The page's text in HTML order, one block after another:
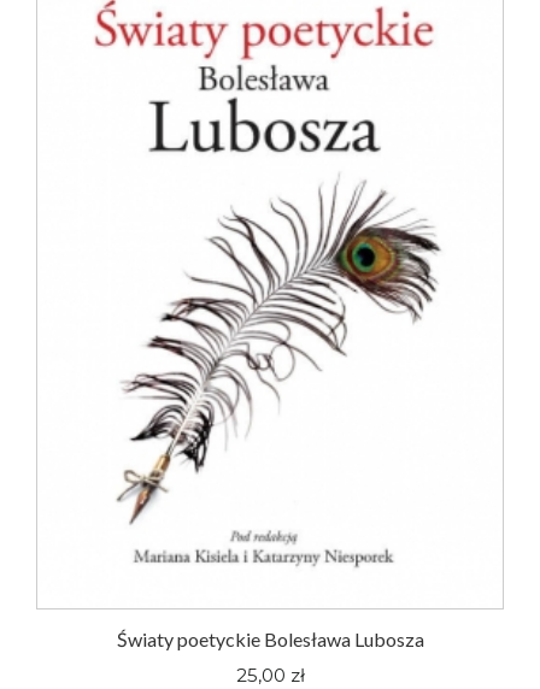
Światy poetyckie Bolesława Lubosza
25,00 zł